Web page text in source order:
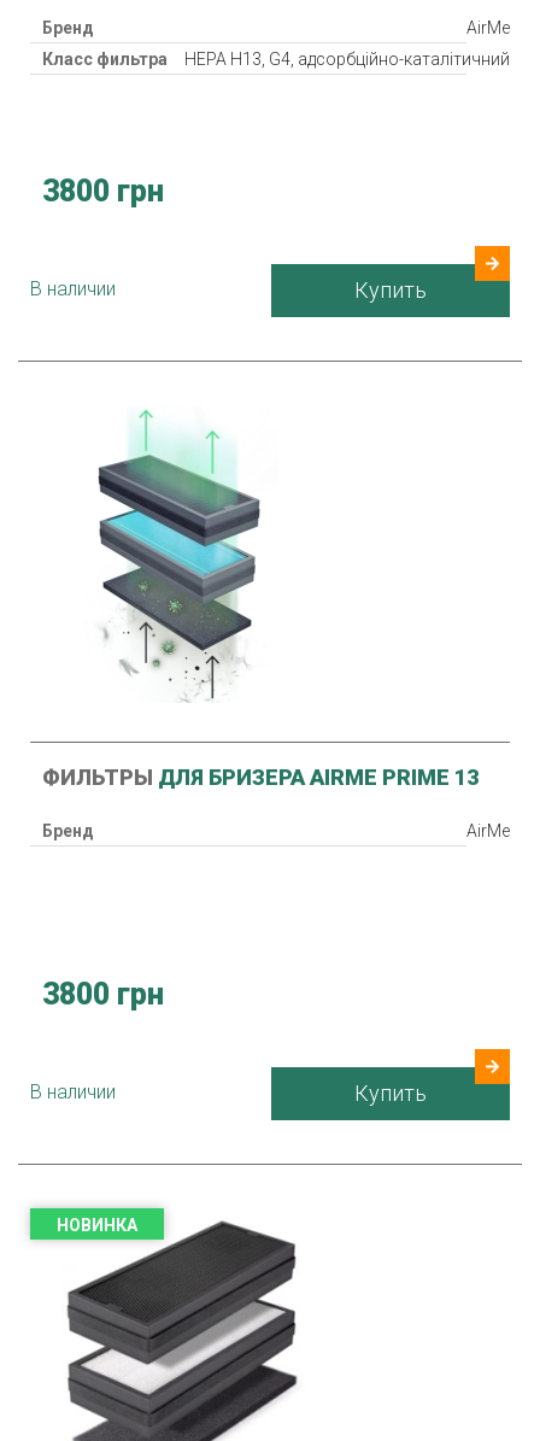
Бренд
AirMe
Класс фильтра
НЕРА Н13, G4, адсорбційно-каталітичний
3800 грн
В наличии Купить
ФИЛЬТРЫ ДЛЯ БРИЗЕРА AIRME PRIME 13
Бренд AirMe
3800 грн
В наличии Купить
НОВИНКА